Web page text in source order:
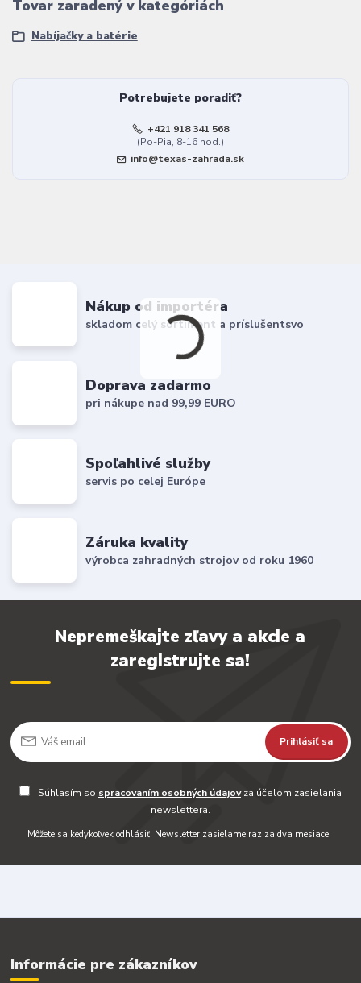
Tovar zaradený v kategóriách
Nabíjačky a batérie
Potrebujete poradiť?
+421 918 341 568
(Po-Pia, 8-16 hod.)
info@texas-zahrada.sk
Nákup od importéra
skladom celý sortiment a príslušentsvo
Doprava zadarmo
pri nákupe nad 99,99 EURO
Spoľahlivé služby
servis po celej Európe
Záruka kvality
výrobca zahradných strojov od roku 1960
Nepremeškajte zľavy a akcie a
zaregistrujte sa!
Prihlásiť sa
Súhlasím so spracovaním osobných údajovza účelom zasielania
newslettera.
Môžete sa kedykoľvek odhlásiť. Newsletter zasielame raz za dva mesiace.
Informácie pre zákazníkov